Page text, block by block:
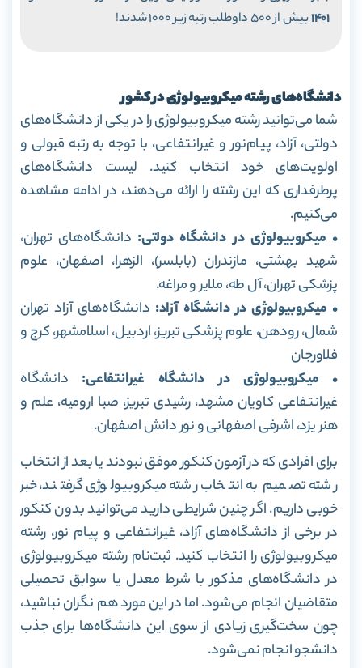
1401بیش از 500 داوطلب رتبه زیر 1000 شدند!
دانشگاه‌های رشته میکروبیولوژی در کشور
شما می‌توانید رشته میکروبیولوژی را در یکی از دانشگاه‌های
دولتی، آزاد، پیام‌نور و غیرانتفاعی، با توجه به رتبه قبولی و
اولویت‌های خود انتخاب کنید. لیست دانشگاه‌های
پرطرفداری که این رشته را ارائه می‌دهند، در ادامه مشاهده
می‌کنیم.
• میکروبیولوژی در دانشگاه دولتی: دانشگاه‌های تهران،
شهید بهشتی، مازندران (بابلسر)، الزهرا، اصفهان، علوم
پزشکی تهران، آل طه، ملایر و مراغه.
• میکروبیولوژی در دانشگاه آزاد: دانشگاه‌های آزاد تهران
شمال، رودهن، علوم پزشکی تبریز، اردبیل، اسلامشهر، کرج و
فلاورجان
• میکروبیولوژی در دانشگاه غیرانتفاعی: دانشگاه
غیرانتفاعی کاویان مشهد، رشیدی تبریز، صبا ارومیه، علم و
هنر یزد، اشرفی اصفهانی و نور دانش اصفهان.
برای افرادی که در آزمون کنکور موفق نبودند یا بعد از انتخاب
رشته تصمیم به انتخاب رشته میکروبیولوژی گرفتند، خبر
خوبی داریم. اگر چنین شرایطی دارید می‌توانید بدون کنکور
در برخی از دانشگاه‌های آزاد، غیرانتفاعی و پیام نور، رشته
میکروبیولوژی را انتخاب کنید. ثبت‌نام رشته میکروبیولوژی
در دانشگاه‌های مذکور با شرط معدل یا سوابق تحصیلی
متقاضیان انجام می‌شود. اما در این مورد هم نگران نباشید،
چون سخت‌گیری زیادی از سوی این دانشگاه‌ها برای جذب
دانشجو انجام نمی‌شود.